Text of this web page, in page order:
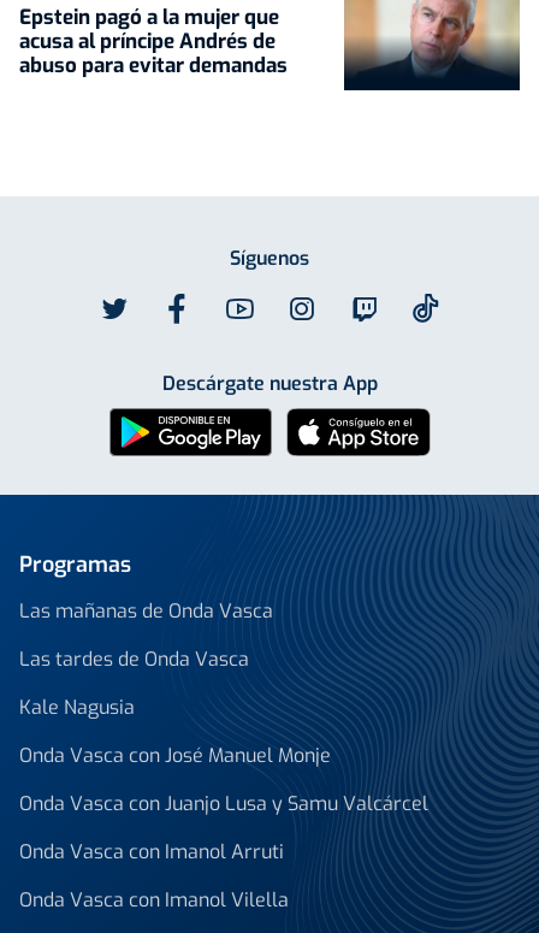
Epstein pagó a la mujer que
acusa al príncipe Andrés de
abuso para evitar demandas
Síguenos
Descárgate nuestra App
Programas
Las mañanas de Onda Vasca
Las tardes de Onda Vasca
Kale Nagusia
Onda Vasca con José Manuel Monje
Onda Vasca con Juanjo Lusa y Samu Valcárcel
Onda Vasca con Imanol Arruti
Onda Vasca con Imanol Vilella